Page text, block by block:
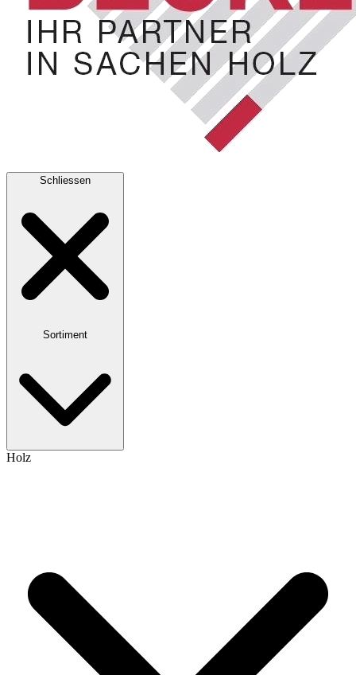
Schliessen
Sortiment
Holz